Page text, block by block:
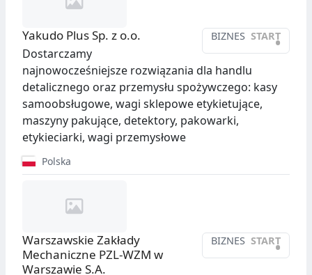
BIZNES START
•
Yakudo Plus Sp. z o.o.
Dostarczamy
najnowocześniejsze rozwiązania dla handlu
detalicznego oraz przemysłu spożywczego: kasy
samoobsługowe, wagi sklepowe etykietujące,
maszyny pakujące, detektory, pakowarki,
etykieciarki, wagi przemysłowe
Polska
BIZNES START
•
Warszawskie Zakłady
Mechaniczne PZL-WZM w
Warszawie S.A.